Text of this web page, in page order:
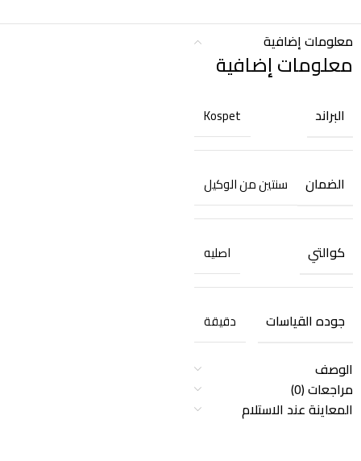
معلومات إضافية
معلومات إضافية
البراند Kospet
الضمان سنتين من الوكيل
كوالتي اصليه
جوده القياسات دقيقة
الوصف
مراجعات (0)
المعاينة عند الاستلام